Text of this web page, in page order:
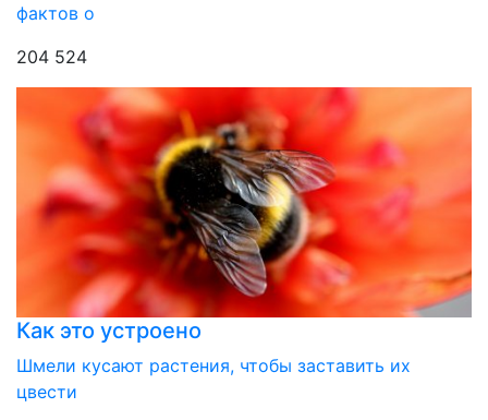
фактов о
204 524
Как это устроено
Шмели кусают растения, чтобы заставить их
цвести